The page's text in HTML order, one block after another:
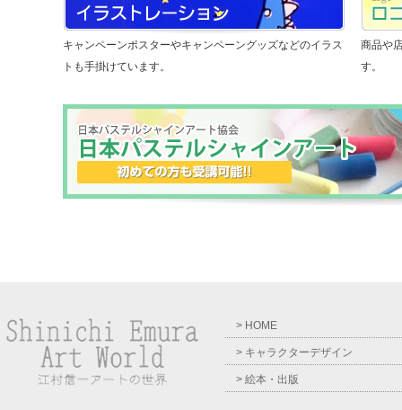
キャンペーンポスターやキャンペーングッズなどのイラス
トも手掛けています。
商品や
す。
> HOME
> キャラクターデザイン
> 絵本・出版